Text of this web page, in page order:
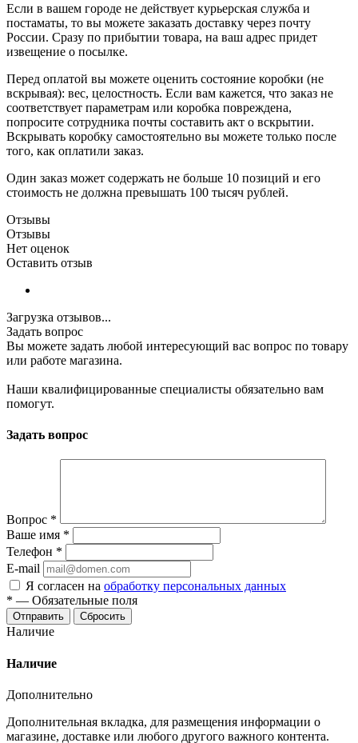
Если в вашем городе не действует курьерская служба и
постаматы, то вы можете заказать доставку через почту
России. Сразу по прибытии товара, на ваш адрес придет
извещение о посылке.
Перед оплатой вы можете оценить состояние коробки (не
вскрывая): вес, целостность. Если вам кажется, что заказ не
соответствует параметрам или коробка повреждена,
попросите сотрудника почты составить акт о вскрытии.
Вскрывать коробку самостоятельно вы можете только после
того, как оплатили заказ.
Один заказ может содержать не больше 10 позиций и его
стоимость не должна превышать 100 тысяч рублей.
Отзывы
Отзывы
Нет оценок
Оставить отзыв
Загрузка отзывов...
Задать вопрос
Вы можете задать любой интересующий вас вопрос по товару
или работе магазина.
Наши квалифицированные специалисты обязательно вам
помогут.
Задать вопрос
Вопрос *
Ваше имя *
Телефон *
E-mail
Я согласен на обработку персональных данных
* — Обязательные поля
Отправить Сбросить
Наличие
Наличие
Дополнительно
Дополнительная вкладка, для размещения информации о
магазине, доставке или любого другого важного контента.